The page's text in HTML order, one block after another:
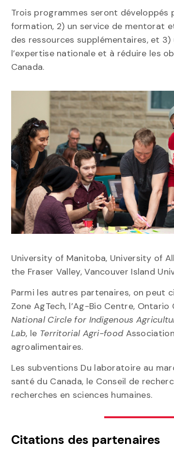
Trois programmes seront développés
formation, 2) un service de mentorat
des ressources supplémentaires, et 3)
l’expertise nationale et à réduire les
Canada.
University of Manitoba, University of
the Fraser Valley, Vancouver Island
Parmi les autres partenaires, on peut
Zone AgTech, l’Ag-Bio Centre, Ontario
National Circle for Indigenous
Lab, le Territorial Agri-food
agroalimentaires.
Les subventions Du laboratoire au
santé du Canada, le Conseil de
recherches en sciences humaines.
Citations des partenaires